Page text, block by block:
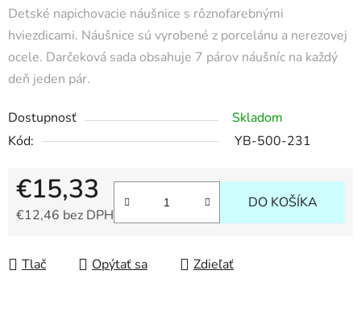
Detské napichovacie náušnice s rôznofarebnými
hviezdicami. Náušnice sú vyrobené z porcelánu a nerezovej
ocele. Darčeková sada obsahuje 7 párov náušníc na každý
deň jeden pár.
Dostupnosť
Skladom
Kód:
YB-500-231
€15,33
€12,46 bez DPH
DO KOŠÍKA
Tlač Opýtať sa Zdieľať